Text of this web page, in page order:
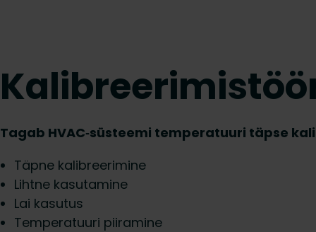
Tagab HVAC‑süsteemi temperatuuri täpse
Täpne kalibreerimine
Lihtne kasutamine
Lai kasutus
Temperatuuri piiramine